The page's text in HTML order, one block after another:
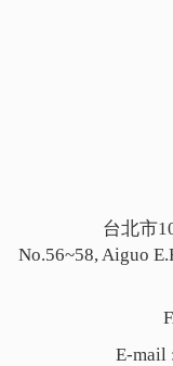
台北市
No.56~58, Aiguo
E-mail